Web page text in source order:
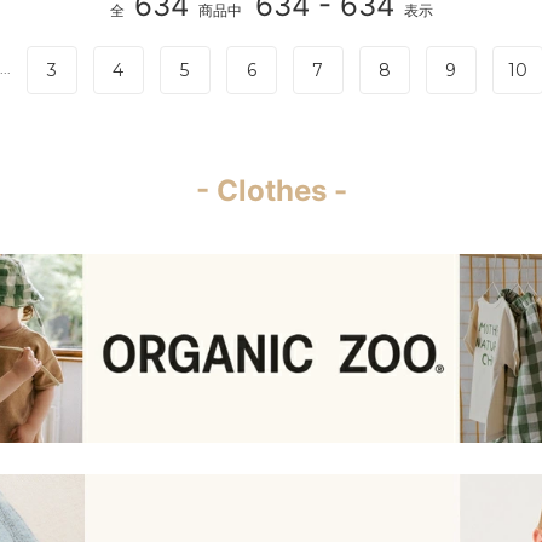
全 商品中 表示
... 3 4 5 6 7 8 9 10
- Clothes -